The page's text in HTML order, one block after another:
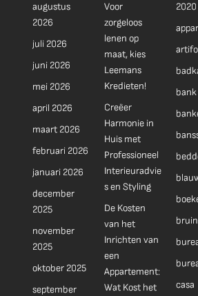
augustus
2026
juli 2026
juni 2026
mei 2026
april 2026
maart 2026
februari 2026
januari 2026
december
2025
november
2025
oktober 2025
september
Voor
zorgeloos
lenen op
maat, kies
Leemans
Kredieten!
Creëer
Harmonie in
Huis met
Professioneel
Interieuradvie
s en Styling
De Kosten
van het
Inrichten van
een
Appartement:
Wat Kost het
2020
bank
bruin
casa